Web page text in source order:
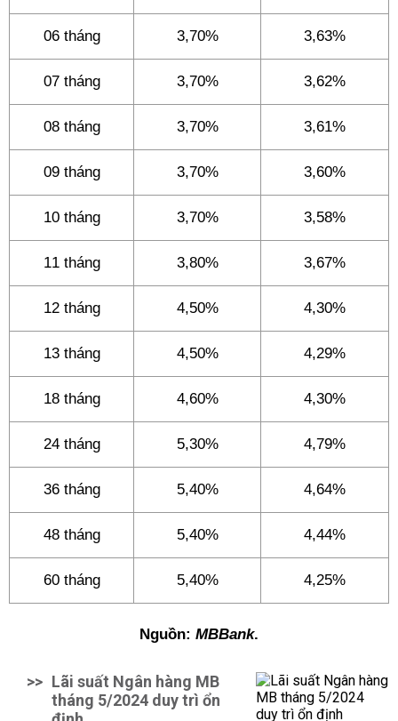
06 tháng 3,70% 3,63%
07 tháng 3,70% 3,62%
08 tháng 3,70% 3,61%
09 tháng 3,70% 3,60%
10 tháng 3,70% 3,58%
11 tháng 3,80% 3,67%
12 tháng 4,50% 4,30%
13 tháng 4,50% 4,29%
18 tháng 4,60% 4,30%
24 tháng 5,30% 4,79%
36 tháng 5,40% 4,64%
48 tháng 5,40% 4,44%
60 tháng 5,40% 4,25%
Nguồn: MBBank.
>> Lãi suất Ngân hàng MB
tháng 5/2024 duy trì ổn